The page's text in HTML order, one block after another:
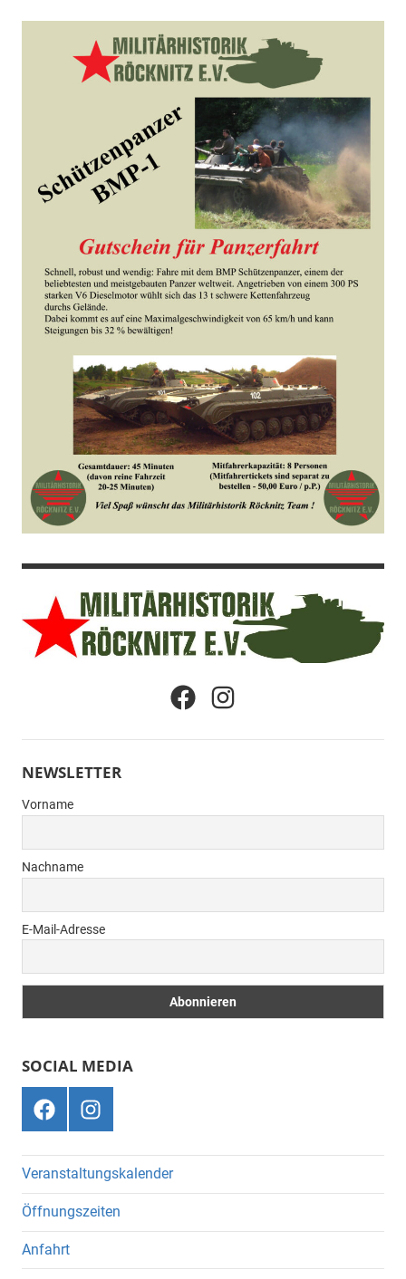
Militärhistorik
Röcknitz
e.V.
MenüeintragMenüeintrag
NEWSLETTER
Vorname
Nachname
E-Mail-Adresse
SOCIAL MEDIA
MenüeintragMenüeintrag
Veranstaltungskalender
Öffnungszeiten
Anfahrt